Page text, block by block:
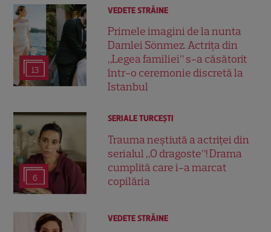
13
VEDETE STRĂINE
Primele imagini de la nunta
Damlei Sönmez. Actrița din
„Legea familiei” s-a căsătorit
într-o ceremonie discretă la
Istanbul
6
SERIALE TURCEŞTI
Trauma neștiută a actriței din
serialul „O dragoste”! Drama
cumplită care i-a marcat
copilăria
VEDETE STRĂINE